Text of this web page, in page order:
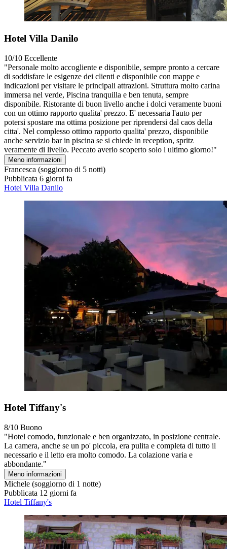
Hotel Villa Danilo
10/10 Eccellente
"Personale molto accogliente e disponibile, sempre pronto a cercare
di soddisfare le esigenze dei clienti e disponibile con mappe e
indicazioni per visitare le principali attrazioni. Struttura molto carina
immersa nel verde, Piscina tranquilla e ben tenuta, sempre
disponibile. Ristorante di buon livello anche i dolci veramente buoni
con un ottimo rapporto qualita' prezzo. E' necessaria l'auto per
potersi spostare ma ottima posizione per riprendersi dal caos della
citta'. Nel complesso ottimo rapporto qualita' prezzo, disponibile
anche servizio bar in piscina se si chiede in reception, spritz
veramente di livello. Peccato averlo scoperto solo l ultimo giorno!"
Meno informazioni
Francesca (soggiorno di 5 notti)
Pubblicata 6 giorni fa
Hotel Villa Danilo
Hotel Tiffany's
8/10 Buono
"Hotel comodo, funzionale e ben organizzato, in posizione centrale.
La camera, anche se un po' piccola, era pulita e completa di tutto il
necessario e il letto era molto comodo. La colazione varia e
abbondante."
Meno informazioni
Michele (soggiorno di 1 notte)
Pubblicata 12 giorni fa
Hotel Tiffany's